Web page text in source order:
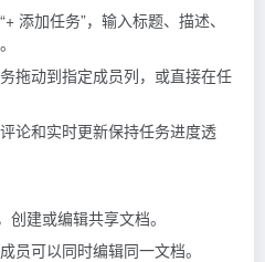
添加任务”，输入标题、描述、
拖动到指定成员列，或直接在任
论和实时更新保持任务进度透
创建或编辑共享文档。
员可以同时编辑同一文档。